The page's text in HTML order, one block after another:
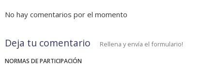
No hay comentarios por el momento
Deja tu comentario Rellena y envía el formulario!
NORMAS DE PARTICIPACIÓN